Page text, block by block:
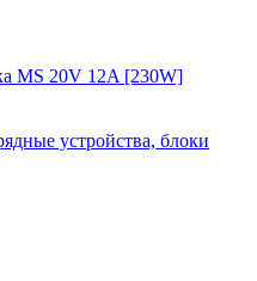
MS 20V 12A [230W]
устройства, блоки